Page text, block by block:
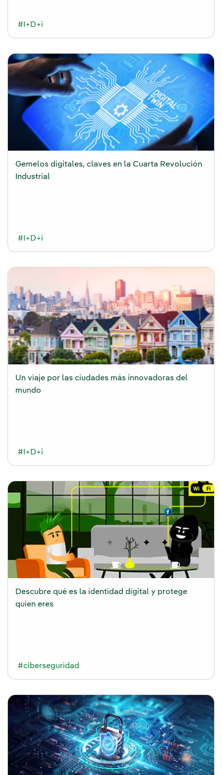
#I+D+i
Gemelos digitales, claves en la Cuarta Revolución
Industrial
#I+D+i
Un viaje por las ciudades más innovadoras del
mundo
#I+D+i
Descubre qué es la identidad digital y protege
quien eres
#ciberseguridad